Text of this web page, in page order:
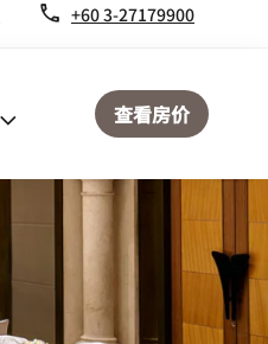
+60 3-27179900
查看房价